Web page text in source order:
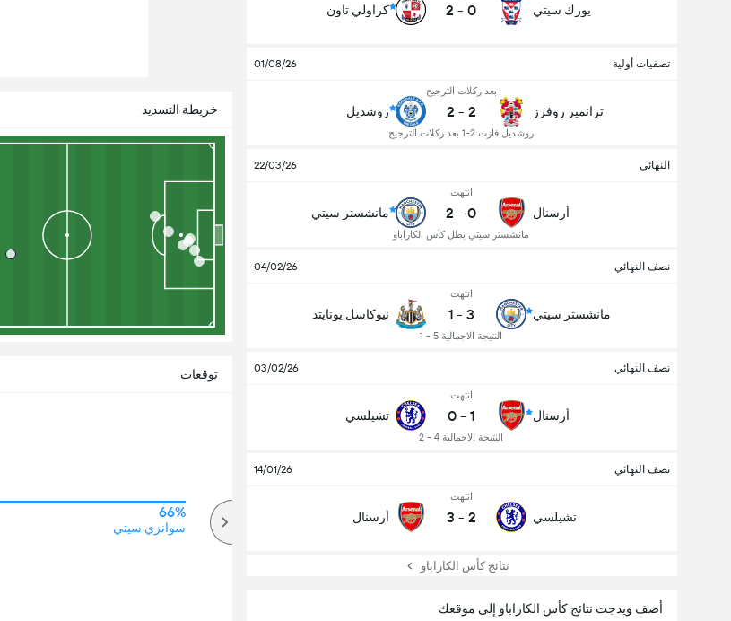
يورك سيتي 0
-
2 كراولي تاون
تصفيات أولية 01/08/26
ترانمير روفرز
بعد ركلات الترجيح
2
-
2
روشديل فازت 2-1 بعد ركلات الترجيح
روشديل
النهائي 22/03/26
أرسنال
انتهت
0
-
2
مانشستر سيتي بطل كأس الكاراباو
مانشستر سيتي
نصف النهائي 04/02/26
مانشستر سيتي
انتهت
3
-
1
النتيجة الاجمالية 5 - 1
نيوكاسل يونايتد
نصف النهائي 03/02/26
أرسنال
انتهت
1
-
0
النتيجة الاجمالية 4 - 2
تشيلسي
نصف النهائي 14/01/26
تشيلسي
انتهت
2
-
3 أرسنال
نتائج كأس الكاراباو
أضف ويدجت نتائج كأس الكاراباو إلى موقعك
خريطة التسديد
توقعات
66%
سوانزي سيتي
عدد الاهداف (2.5)